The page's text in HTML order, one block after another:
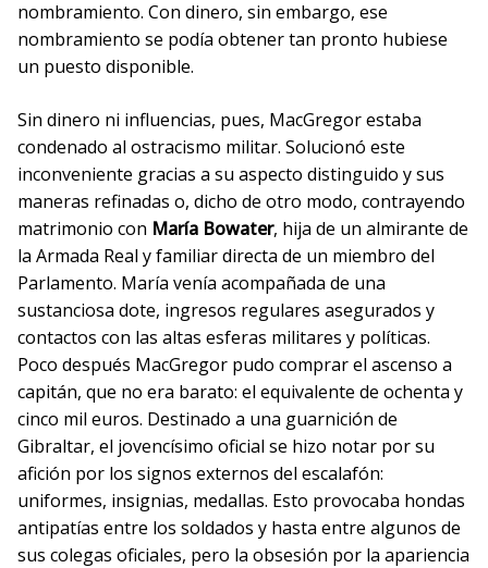
nombramiento. Con dinero, sin embargo, ese
nombramiento se podía obtener tan pronto hubiese
un puesto disponible.
Sin dinero ni influencias, pues, MacGregor estaba
condenado al ostracismo militar. Solucionó este
inconveniente gracias a su aspecto distinguido y sus
maneras refinadas o, dicho de otro modo, contrayendo
matrimonio con María Bowater, hija de un almirante de
la Armada Real y familiar directa de un miembro del
Parlamento. María venía acompañada de una
sustanciosa dote, ingresos regulares asegurados y
contactos con las altas esferas militares y políticas.
Poco después MacGregor pudo comprar el ascenso a
capitán, que no era barato: el equivalente de ochenta y
cinco mil euros. Destinado a una guarnición de
Gibraltar, el jovencísimo oficial se hizo notar por su
afición por los signos externos del escalafón:
uniformes, insignias, medallas. Esto provocaba hondas
antipatías entre los soldados y hasta entre algunos de
sus colegas oficiales, pero la obsesión por la apariencia